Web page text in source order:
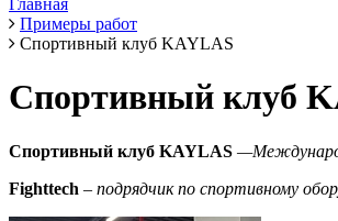
Главная
Примеры работ
Спортивный клуб KAYLAS
Спортивный клуб
Спортивный клуб KAYLAS
Fighttech – подрядчик по спортивному